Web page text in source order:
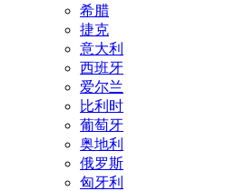
希腊
捷克
意大利
西班牙
爱尔兰
比利时
葡萄牙
奥地利
俄罗斯
匈牙利